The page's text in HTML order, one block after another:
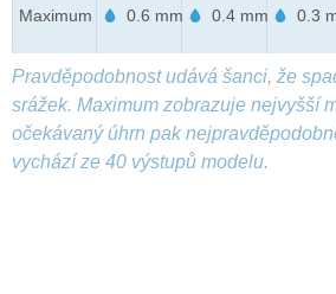
Maximum 0.6 mm 0.4 mm 0.3
Pravděpodobnost udává šanci, že
srážek. Maximum zobrazuje nejvyšší
očekávaný úhrn pak
vychází ze 40 výstupů modelu.